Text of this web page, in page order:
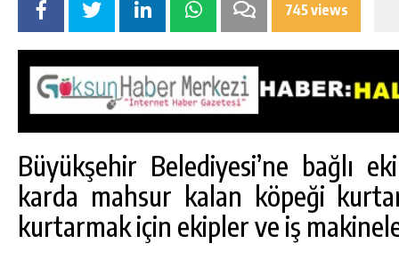
745 views
Büyükşehir Belediyesi’ne bağlı
karda mahsur kalan köpeği
kurtarmak için ekipler ve iş